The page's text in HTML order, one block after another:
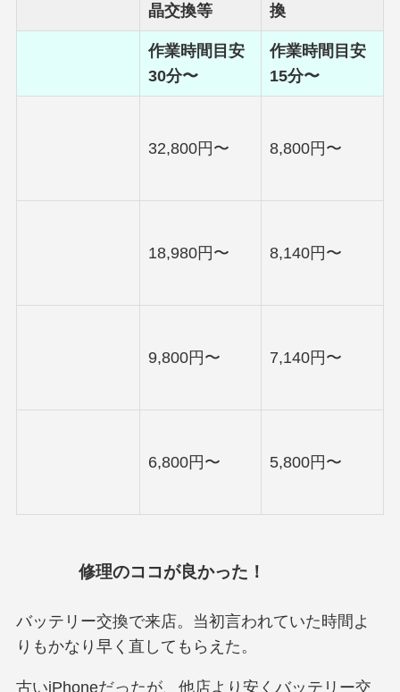
晶交換等
換
作業時間目安
30分〜
作業時間目安
15分〜
32,800円〜 8,800円〜
18,980円〜 8,140円〜
9,800円〜 7,140円〜
6,800円〜 5,800円〜
修理のココが良かった！
バッテリー交換で来店。当初言われていた時間よ
りもかなり早く直してもらえた。
古いiPhoneだったが、他店より安くバッテリー交